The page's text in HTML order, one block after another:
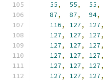
55, 55, 55,
87, 87, 94,
116, 127, 127,
127, 127, 127,
127, 127, 127,
127, 127, 127,
127, 127, 127,
127, 127, 127,